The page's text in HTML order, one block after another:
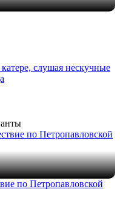
слушая нескучные
по Петропавловской